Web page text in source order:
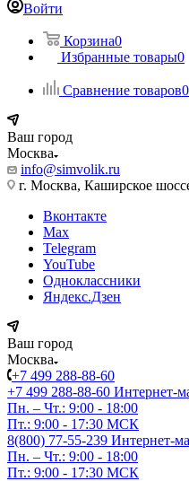
Войти
Корзина0
Избранные товары0
Сравнение товаров0
Ваш город
Москва
info@simvolik.ru
г. Москва, Каширское
Вконтакте
Max
Telegram
YouTube
Одноклассники
Яндекс.Дзен
Ваш город
Москва
+7 499 288-88-60
+7 499 288-88-60 Интернет-
Пн. – Чт.: 9:00 - 18:00
Пт.: 9:00 - 17:30 МСК
8(800) 77-55-239 Интернет-
Пн. – Чт.: 9:00 - 18:00
Пт.: 9:00 - 17:30 МСК